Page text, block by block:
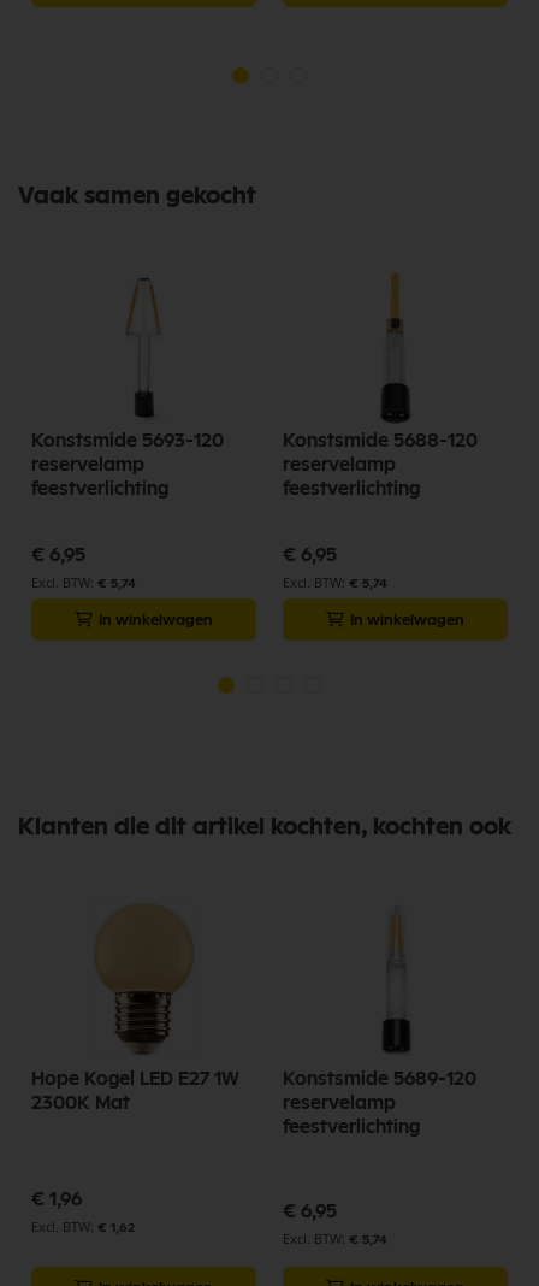
Vaak samen gekocht
Konstsmide 5693-120
reservelamp
feestverlichting
€ 6,95
€ 5,74
In winkelwagen
Konstsmide 5688-120
reservelamp
feestverlichting
€ 6,95
€ 5,74
In winkelwagen
Klanten die dit artikel kochten, kochten ook
Hope Kogel LED E27 1W
2300K Mat
€ 1,96
€ 1,62
Konstsmide 5689-120
reservelamp
feestverlichting
€ 6,95
€ 5,74